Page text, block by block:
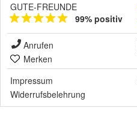
GUTE-FREUNDE
99% positiv
Anrufen
Merken
Impressum
Widerrufsbelehrung